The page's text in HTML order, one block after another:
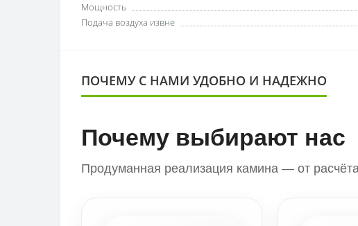
Мощность
Подача воздуха извне
ПОЧЕМУ С НАМИ УДОБНО И НАДЕЖНО
Почему выбирают нас
Продуманная реализация камина — от